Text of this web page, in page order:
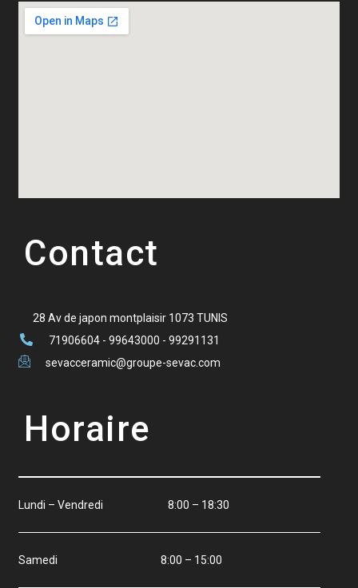
Contact
28 Av de japon montplaisir 1073 TUNIS
71906604 - 99643000 - 99291131
sevacceramic@groupe-sevac.com
Horaire
Lundi – Vendredi 8:00 – 18:30
Samedi 8:00 – 15:00